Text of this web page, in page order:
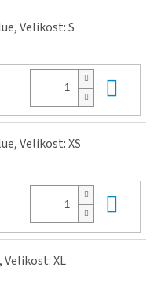
Velikost: S
Velikost: XS
XL